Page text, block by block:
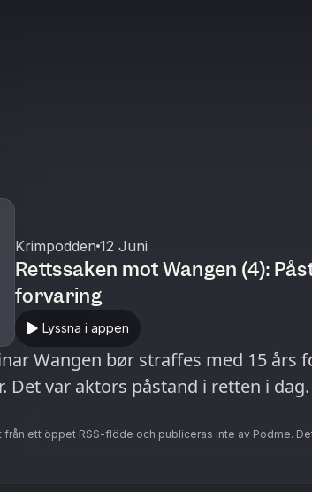
Krimpodden 12 Juni
Rettssaken mot Wangen (4):
forvaring
Lyssna i appen
Wangen bør straffes med 15 års
Det var aktors påstand i retten i
från ett öppet RSS-flöde och publiceras inte av Podme.